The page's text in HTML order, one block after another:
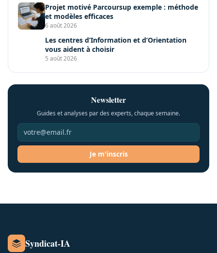
Projet motivé Parcoursup exemple : méthode
et modèles efficaces
6 août 2026
Les centres d’Information et d’Orientation
vous aident à choisir
5 août 2026
Newsletter
Guides et analyses par des experts, chaque semaine.
Je m'inscris
Syndicat-IA